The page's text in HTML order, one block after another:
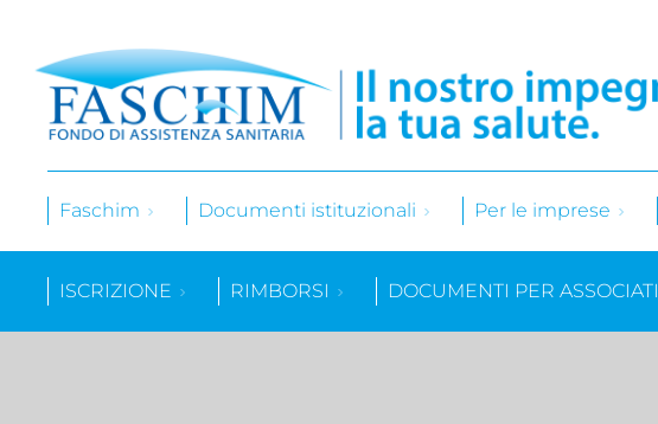
Faschim Documenti istituzionali Per le imprese
ISCRIZIONE RIMBORSI DOCUMENTI PER ASSOCIATI